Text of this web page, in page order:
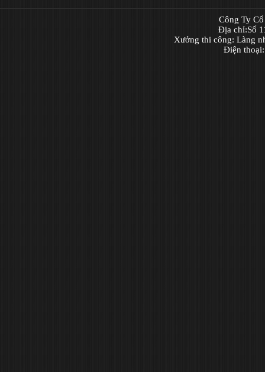
Công Ty
Địa chỉ:Số
Xưởng thi công: Làng
Điện